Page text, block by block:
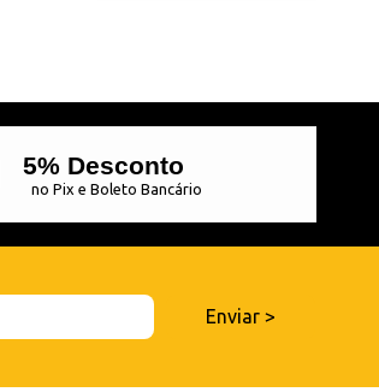
5% Desconto
no Pix e Boleto Bancário